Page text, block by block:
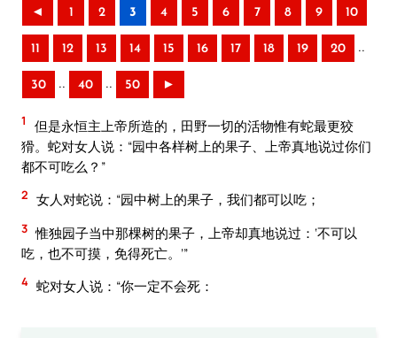
◄ 1 2 3 4 5 6 7 8 9 10
11 12 13 14 15 16 17 18 19 20 ..
30 .. 40 .. 50 ►
1
但是永恒主上帝所造的，田野一切的活物惟有蛇最更狡
猾。蛇对女人说：“园中各样树上的果子、上帝真地说过你们
都不可吃么？”
2 女人对蛇说：“园中树上的果子，我们都可以吃；
3 惟独园子当中那棵树的果子，上帝却真地说过：‘不可以
吃，也不可摸，免得死亡。’”
4 蛇对女人说：“你一定不会死：